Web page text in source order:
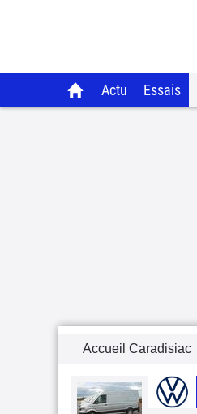
Actu Essais
Accueil Caradisiac